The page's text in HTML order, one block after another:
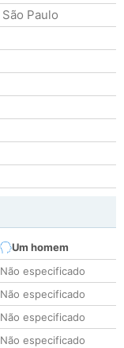
São Paulo
Um homem
Não especificado
Não especificado
Não especificado
Não especificado